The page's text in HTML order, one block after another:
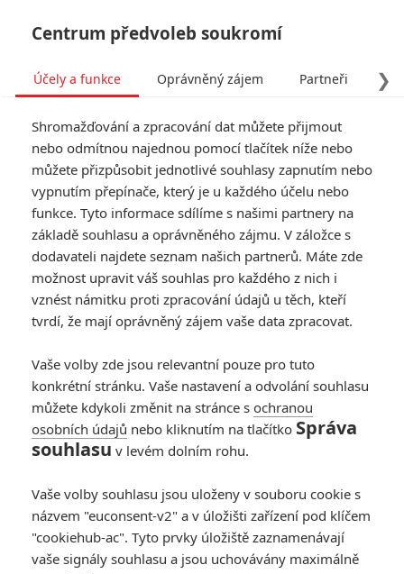
Expendables 2: Smrt při
natáčení
Napsal:Petr Slavík - (Anarvin), 30.10.2011 17:30
KOMENTÁŘE 0
PŘIDAT NOVÝ KOMENTÁŘ
Pro psaní komentářů, se přihlašte.
RECENZE FILMŮ
Centrum předvoleb soukromí
❯
Účely a funkce Oprávněný zájem Partneři
Shromažďování a zpracování dat můžete přijmout
nebo odmítnou najednou pomocí tlačítek níže nebo
můžete přizpůsobit jednotlivé souhlasy zapnutím nebo
vypnutím přepínače, který je u každého účelu nebo
funkce. Tyto informace sdílíme s našimi partnery na
základě souhlasu a oprávněného zájmu. V záložce s
dodavateli najdete seznam našich partnerů. Máte zde
možnost upravit váš souhlas pro každého z nich i
vznést námitku proti zpracování údajů u těch, kteří
tvrdí, že mají oprávněný zájem vaše data zpracovat.
Vaše volby zde jsou relevantní pouze pro tuto
konkrétní stránku. Vaše nastavení a odvolání souhlasu
můžete kdykoli změnit na stránce s ochranou
osobních údajů nebo kliknutím na tlačítko Správa
souhlasu v levém dolním rohu.
Vaše volby souhlasu jsou uloženy v souboru cookie s
názvem "euconsent-v2" a v úložišti zařízení pod klíčem
"cookiehub-ac". Tyto prvky úložiště zaznamenávají
vaše signály souhlasu a jsou uchovávány maximálně